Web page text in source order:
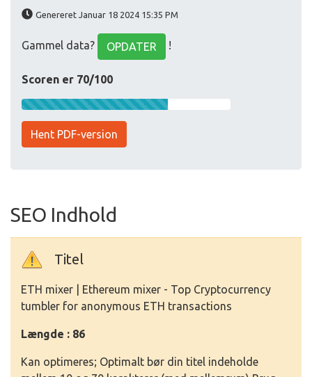
Genereret Januar 18 2024 15:35 PM
Gammel data? OPDATER !
Scoren er 70/100
Hent PDF-version
SEO Indhold
Titel
ETH mixer | Ethereum mixer - Top Cryptocurrency
tumbler for anonymous ETH transactions
Længde : 86
Kan optimeres; Optimalt bør din titel indeholde